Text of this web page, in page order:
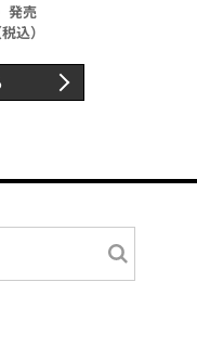
発売
込）